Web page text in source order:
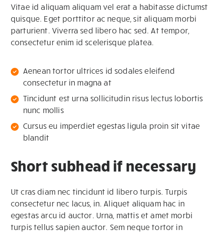
Vitae id aliquam aliquam vel erat a habitasse dictumst
quisque. Eget porttitor ac neque, sit aliquam morbi
parturient. Viverra sed libero hac sed. At tempor,
consectetur enim id scelerisque platea.
Aenean tortor ultrices id sodales eleifend
consectetur in magna at
Tincidunt est urna sollicitudin risus lectus lobortis
nunc mollis
Cursus eu imperdiet egestas ligula proin sit vitae
blandit
Short subhead if necessary
Ut cras diam nec tincidunt id libero turpis. Turpis
consectetur nec lacus, in. Aliquet aliquam hac in
egestas arcu id auctor. Urna, mattis et amet morbi
turpis tellus sapien auctor. Sem neque tortor in